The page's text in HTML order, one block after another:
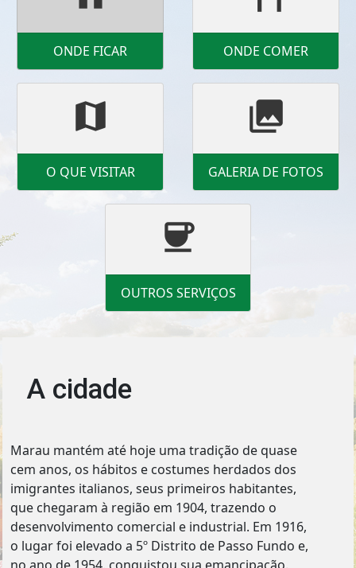
ONDE FICAR ONDE COMER
map
O QUE VISITAR
photo_library
GALERIA DE FOTOS
coffee
OUTROS SERVIÇOS
A cidade
Marau mantém até hoje uma tradição de quase
cem anos, os hábitos e costumes herdados dos
imigrantes italianos, seus primeiros habitantes,
que chegaram à região em 1904, trazendo o
desenvolvimento comercial e industrial. Em 1916,
o lugar foi elevado a 5º Distrito de Passo Fundo e,